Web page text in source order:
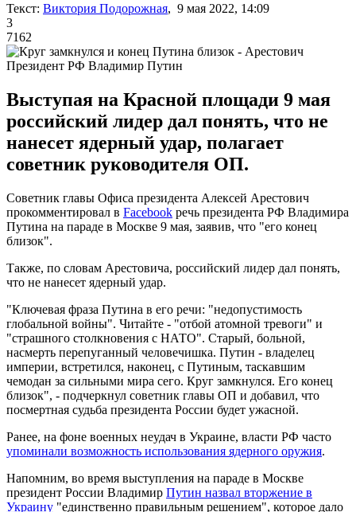
Текст: Виктория Подорожная, 9 мая 2022, 14:09
3
7162
Президент РФ Владимир Путин
Выступая на Красной площади 9 мая
российский лидер дал понять, что не
нанесет ядерный удар, полагает
советник руководителя ОП.
Советник главы Офиса президента Алексей Арестович
прокомментировал в Facebook речь президента РФ Владимира
Путина на параде в Москве 9 мая, заявив, что "его конец
близок".
Также, по словам Арестовича, российский лидер дал понять,
что не нанесет ядерный удар.
"Ключевая фраза Путина в его речи: "недопустимость
глобальной войны". Читайте - "отбой атомной тревоги" и
"страшного столкновения с НАТО". Старый, больной,
насмерть перепуганный человечишка. Путин - владелец
империи, встретился, наконец, с Путиным, таскавшим
чемодан за сильными мира сего. Круг замкнулся. Его конец
близок", - подчеркнул советник главы ОП и добавил, что
посмертная судьба президента России будет ужасной.
Ранее, на фоне военных неудач в Украине, власти РФ часто
упоминали возможность использования ядерного оружия.
Напомним, во время выступления на параде в Москве
президент России Владимир Путин назвал вторжение в
Украину "единственно правильным решением", которое дало